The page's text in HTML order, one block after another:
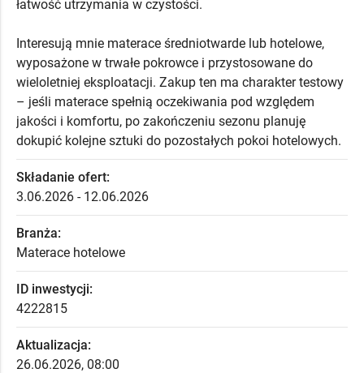
łatwość utrzymania w czystości.
Interesują mnie materace średniotwarde lub hotelowe,
wyposażone w trwałe pokrowce i przystosowane do
wieloletniej eksploatacji. Zakup ten ma charakter testowy
– jeśli materace spełnią oczekiwania pod względem
jakości i komfortu, po zakończeniu sezonu planuję
dokupić kolejne sztuki do pozostałych pokoi hotelowych.
Składanie ofert:
3.06.2026 - 12.06.2026
Branża:
Materace hotelowe
ID inwestycji:
4222815
Aktualizacja:
26.06.2026, 08:00